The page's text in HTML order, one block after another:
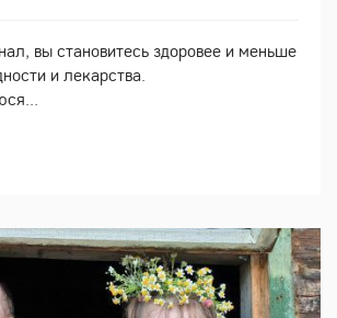
вы становитесь здоровее и меньше
и лекарства.